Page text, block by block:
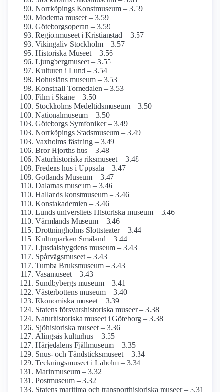
Norrköpings Konstmuseum – 3.59
Moderna museet – 3.59
Göteborgs­operan – 3.59
Regionmuseet i Kristianstad – 3.57
Vikingaliv Stockholm – 3.57
Historiska Museet – 3.56
Ljungberg­museet – 3.55
Kulturen i Lund – 3.54
Bohusläns museum – 3.53
Konsthall Tornedalen – 3.53
Film i Skåne – 3.50
Stockholms Medeltids­museum – 3.50
National­museum – 3.50
Göteborgs Symfoniker – 3.49
Norrköpings Stadsmuseum – 3.49
Vaxholms fästning – 3.49
Bror Hjorths hus – 3.48
Naturhistoriska riksmuseet – 3.48
Fredens hus i Uppsala – 3.47
Gotlands Museum – 3.47
Dalarnas museum – 3.46
Hallands konstmuseum – 3.46
Konst­akademien – 3.46
Lunds universitets Historiska museum – 3.46
Värmlands Museum – 3.46
Drottning­holms Slottsteater – 3.44
Kulturparken Småland – 3.44
Ljusdals­bygdens museum – 3.43
Spårvägsmuseet – 3.43
Tumba Bruksmuseum – 3.43
Vasamuseet – 3.43
Sundbybergs museum – 3.41
Västerbottens museum – 3.40
Ekonomiska museet – 3.39
Statens försvars­historiska museer – 3.38
Naturhistoriska museet i Göteborg – 3.38
Sjöhistoriska museet – 3.36
Alingsås kulturhus – 3.35
Härjedalens Fjällmuseum – 3.35
Snus- och Tändsticks­museet – 3.34
Teckningsmuseet i Laholm – 3.34
Marinmuseum – 3.32
Postmuseum – 3.32
Statens maritima och transporthistoriska museer – 3.31